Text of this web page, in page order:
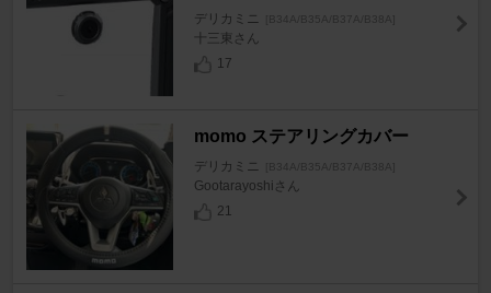
デリカミニ [B34A/B35A/B37A/B38A]
十三東さん
17
momo ステアリングカバー
デリカミニ [B34A/B35A/B37A/B38A]
Gootarayoshiさん
21